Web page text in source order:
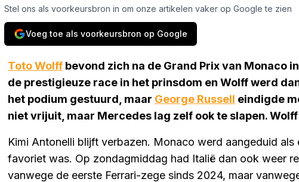
Stel ons als voorkeursbron in om onze artikelen vaker op Google te zien
Voeg toe als voorkeursbron op Google
Toto Wolff bevond zich na de Grand Prix van Monaco
de prestigieuze race in het prinsdom en Wolff werd
het podium gestuurd, maar George Russell eindigde
niet vrijuit, maar Mercedes lag zelf ook te slapen.
Kimi Antonelli blijft verbazen. Monaco werd aangeduid
favoriet was. Op zondagmiddag had Italië dan ook weer
vanwege de eerste Ferrari-zege sinds 2024, maar